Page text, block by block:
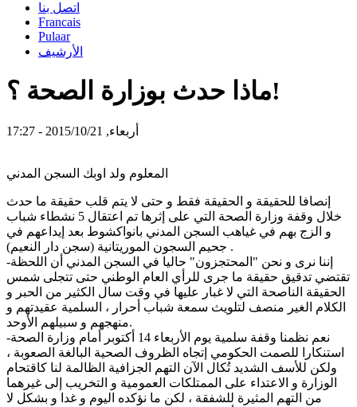
اتصل بنا
Francais
Pulaar
الأرشيف
ماذا حدث بوزارة الصحة ؟!
أربعاء, 2015/10/21 - 17:27
إنصافا للحقيقة و الحقيقة فقط و حتى لا يتم قلب حقيقة ما حدث
خلال وقفة وزارة الصحة التي على إثرها تم اعتقال 5 نشطاء شباب
و الزج بهم في غياهب السجن المدني بانواكشوط بعد إيداعهم في
جحيم السجون الموريتانية (سجن دار النعيم) .
-إننا نرى و نحن "المحتجزون" حاليا في السجن المدني أن اللحظة
تقتضي تدقيق حقيقة ما جرى للرأي العام الوطني حتى تتجلى شمس
الحقيقة الناصحة التي لا غبار عليها في وقت سال الكثير من الحبر و
الكلام الغير منصف لتلويث سمعة شباب أحرار ، السلمية عقيدتهم و
منهجهم و سبيلهم الأوحد.
-نعم نظمنا وقفة سلمية يوم الأربعاء 14 أكتوبر أمام وزارة الصحة
استنكارا للصمت الحكومي إتجاه الظروف الصحية البالغة الصعوبة ،
ولكن للأسف الشديد تُكال الآن التهم الجزافية الظالمة لنا كاقتحام
الوزارة و الاعتداء على الممتلكات العمومية و التخريب إلى غيرهما
من التهم المثيرة للشفقة ، لكن ما نؤكده اليوم و غدا و بشكل لا